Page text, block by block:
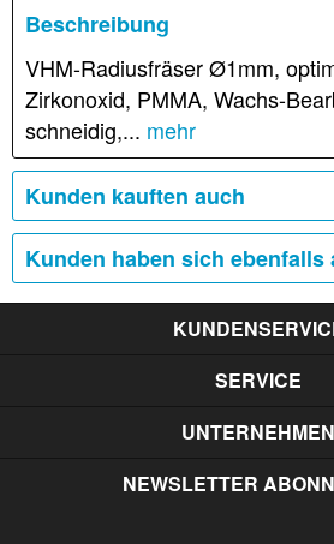
Beschreibung
VHM-Radiusfräser Ø1mm,
Zirkonoxid, PMMA, Wachs-
schneidig,... mehr
Kunden kauften auch
Kunden haben sich ebenfalls
SERVICE
UNTERNEHMEN
NEWSLETTER